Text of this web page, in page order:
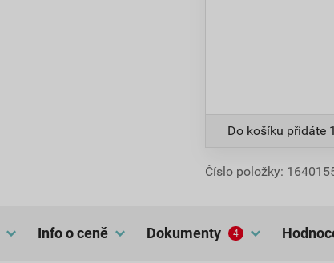
Do košíku přidáte
Číslo položky:
Info o ceně dokumenty 4